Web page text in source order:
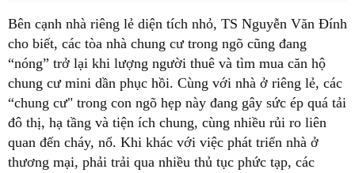
Bên cạnh nhà riêng lẻ diện tích nhỏ, TS Nguyễn Văn Đính
cho biết, các tòa nhà chung cư trong ngõ cũng đang
“nóng” trở lại khi lượng người thuê và tìm mua căn hộ
chung cư mini dần phục hồi. Cùng với nhà ở riêng lẻ, các
“chung cư" trong con ngõ hẹp này đang gây sức ép quá tải
đô thị, hạ tầng và tiện ích chung, cùng nhiều rủi ro liên
quan đến cháy, nổ. Khi khác với việc phát triển nhà ở
thương mại, phải trải qua nhiều thủ tục phức tạp, các